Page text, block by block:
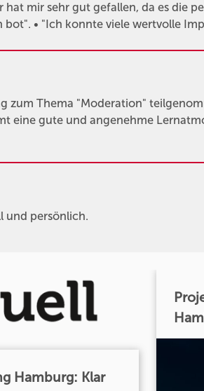
hat mir sehr gut gefallen, da es die
bot". • "Ich konnte viele wertvolle
zum Thema "Moderation"
eine gute und angenehme
und persönlich.
Hamburg: Klar